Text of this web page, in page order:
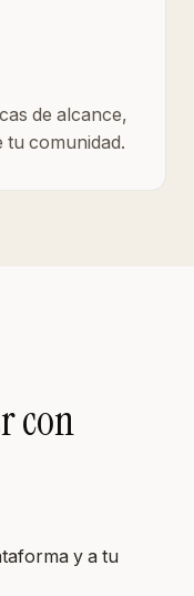
de alcance,
tu comunidad.
con
y a tu